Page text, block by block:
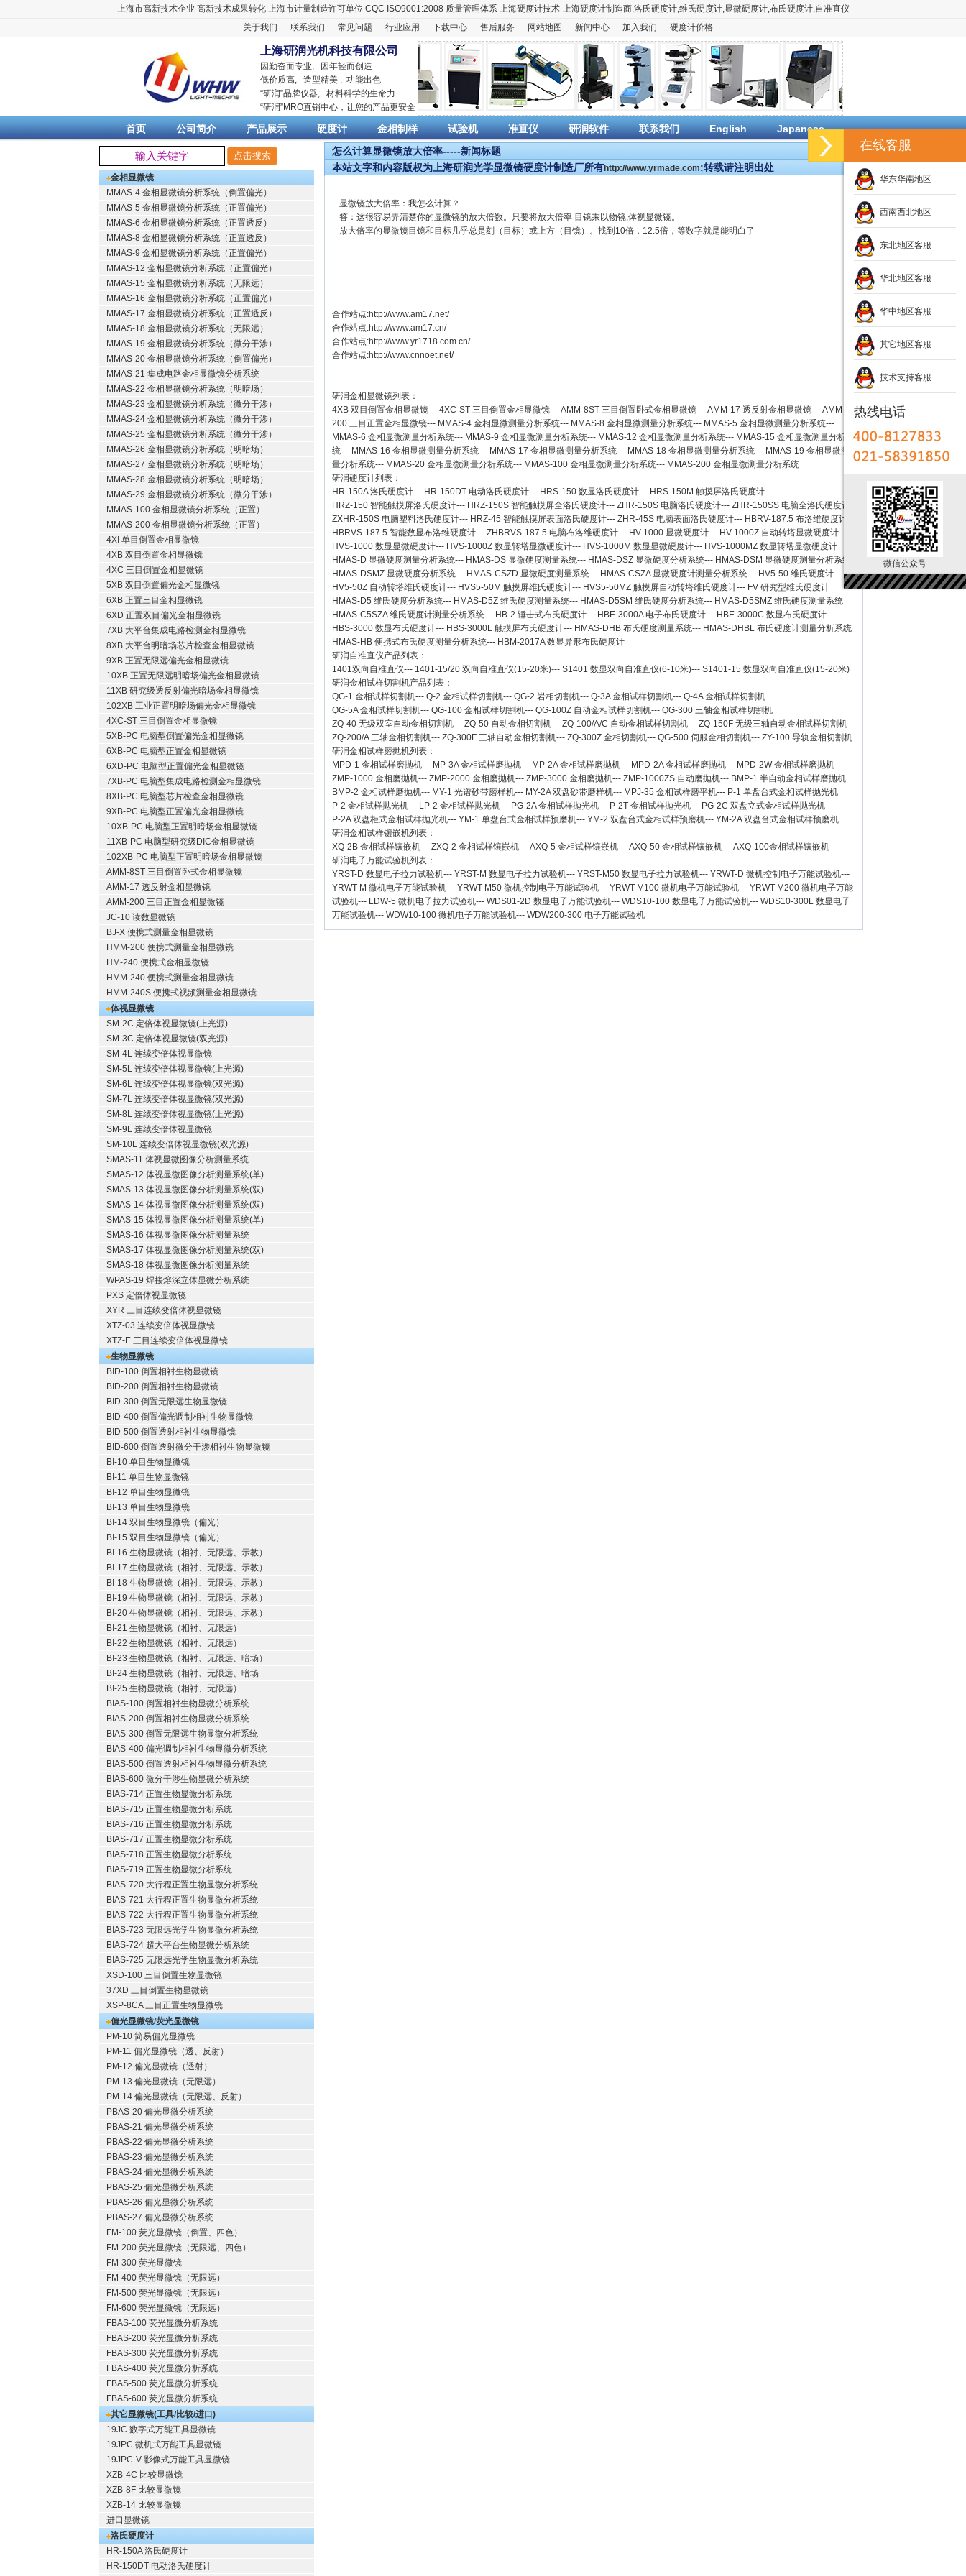
上海市高新技术企业 高新技术成果转化 上海市计量制造许可单位 CQC ISO9001:2008 质量管理体系 上海硬度计技术-上海硬度计制造商,洛氏硬度计,维氏硬度计,显微硬度计,布氏硬度计,自准直仪
关于我们
联系我们 常见问题 行业应用 下载中心 售后服务 网站地图 新闻中心 加入我们 硬度计价格
上海研润光机科技有限公司
因勤奋而专业, 因年轻而创造
低价质高, 造型精美 , 功能出色
“研润”品牌仪器, 材料科学的生命力
“研润”MRO直销中心，让您的产品更安全
首页 公司简介 产品展示 硬度计 金相制样 试验机 准直仪 研润软件 联系我们 English Japanese
金相显微镜
MMAS-4 金相显微镜分析系统（倒置偏光）
MMAS-5 金相显微镜分析系统（正置偏光）
MMAS-6 金相显微镜分析系统（正置透反）
MMAS-8 金相显微镜分析系统（正置透反）
MMAS-9 金相显微镜分析系统（正置偏光）
MMAS-12 金相显微镜分析系统（正置偏光）
MMAS-15 金相显微镜分析系统（无限远）
MMAS-16 金相显微镜分析系统（正置偏光）
MMAS-17 金相显微镜分析系统（正置透反）
MMAS-18 金相显微镜分析系统（无限远）
MMAS-19 金相显微镜分析系统（微分干涉）
MMAS-20 金相显微镜分析系统（倒置偏光）
MMAS-21 集成电路金相显微镜分析系统
MMAS-22 金相显微镜分析系统（明暗场）
MMAS-23 金相显微镜分析系统（微分干涉）
MMAS-24 金相显微镜分析系统（微分干涉）
MMAS-25 金相显微镜分析系统（微分干涉）
MMAS-26 金相显微镜分析系统（明暗场）
MMAS-27 金相显微镜分析系统（明暗场）
MMAS-28 金相显微镜分析系统（明暗场）
MMAS-29 金相显微镜分析系统（微分干涉）
MMAS-100 金相显微镜分析系统（正置）
MMAS-200 金相显微镜分析系统（正置）
4XI 单目倒置金相显微镜
4XB 双目倒置金相显微镜
4XC 三目倒置金相显微镜
5XB 双目倒置偏光金相显微镜
6XB 正置三目金相显微镜
6XD 正置双目偏光金相显微镜
7XB 大平台集成电路检测金相显微镜
8XB 大平台明暗场芯片检查金相显微镜
9XB 正置无限远偏光金相显微镜
10XB 正置无限远明暗场偏光金相显微镜
11XB 研究级透反射偏光暗场金相显微镜
102XB 工业正置明暗场偏光金相显微镜
4XC-ST 三目倒置金相显微镜
5XB-PC 电脑型倒置偏光金相显微镜
6XB-PC 电脑型正置金相显微镜
6XD-PC 电脑型正置偏光金相显微镜
7XB-PC 电脑型集成电路检测金相显微镜
8XB-PC 电脑型芯片检查金相显微镜
9XB-PC 电脑型正置偏光金相显微镜
10XB-PC 电脑型正置明暗场金相显微镜
11XB-PC 电脑型研究级DIC金相显微镜
102XB-PC 电脑型正置明暗场金相显微镜
AMM-8ST 三目倒置卧式金相显微镜
AMM-17 透反射金相显微镜
AMM-200 三目正置金相显微镜
JC-10 读数显微镜
BJ-X 便携式测量金相显微镜
HMM-200 便携式测量金相显微镜
HM-240 便携式金相显微镜
HMM-240 便携式测量金相显微镜
HMM-240S 便携式视频测量金相显微镜
体视显微镜
SM-2C 定倍体视显微镜(上光源)
SM-3C 定倍体视显微镜(双光源)
SM-4L 连续变倍体视显微镜
SM-5L 连续变倍体视显微镜(上光源)
SM-6L 连续变倍体视显微镜(双光源)
SM-7L 连续变倍体视显微镜(双光源)
SM-8L 连续变倍体视显微镜(上光源)
SM-9L 连续变倍体视显微镜
SM-10L 连续变倍体视显微镜(双光源)
SMAS-11 体视显微图像分析测量系统
SMAS-12 体视显微图像分析测量系统(单)
SMAS-13 体视显微图像分析测量系统(双)
SMAS-14 体视显微图像分析测量系统(双)
SMAS-15 体视显微图像分析测量系统(单)
SMAS-16 体视显微图像分析测量系统
SMAS-17 体视显微图像分析测量系统(双)
SMAS-18 体视显微图像分析测量系统
WPAS-19 焊接熔深立体显微分析系统
PXS 定倍体视显微镜
XYR 三目连续变倍体视显微镜
XTZ-03 连续变倍体视显微镜
XTZ-E 三目连续变倍体视显微镜
生物显微镜
BID-100 倒置相衬生物显微镜
BID-200 倒置相衬生物显微镜
BID-300 倒置无限远生物显微镜
BID-400 倒置偏光调制相衬生物显微镜
BID-500 倒置透射相衬生物显微镜
BID-600 倒置透射微分干涉相衬生物显微镜
BI-10 单目生物显微镜
BI-11 单目生物显微镜
BI-12 单目生物显微镜
BI-13 单目生物显微镜
BI-14 双目生物显微镜（偏光）
BI-15 双目生物显微镜（偏光）
BI-16 生物显微镜（相衬、无限远、示教）
BI-17 生物显微镜（相衬、无限远、示教）
BI-18 生物显微镜（相衬、无限远、示教）
BI-19 生物显微镜（相衬、无限远、示教）
BI-20 生物显微镜（相衬、无限远、示教）
BI-21 生物显微镜（相衬、无限远）
BI-22 生物显微镜（相衬、无限远）
BI-23 生物显微镜（相衬、无限远、暗场）
BI-24 生物显微镜（相衬、无限远、暗场
BI-25 生物显微镜（相衬、无限远）
BIAS-100 倒置相衬生物显微分析系统
BIAS-200 倒置相衬生物显微分析系统
BIAS-300 倒置无限远生物显微分析系统
BIAS-400 偏光调制相衬生物显微分析系统
BIAS-500 倒置透射相衬生物显微分析系统
BIAS-600 微分干涉生物显微分析系统
BIAS-714 正置生物显微分析系统
BIAS-715 正置生物显微分析系统
BIAS-716 正置生物显微分析系统
BIAS-717 正置生物显微分析系统
BIAS-718 正置生物显微分析系统
BIAS-719 正置生物显微分析系统
BIAS-720 大行程正置生物显微分析系统
BIAS-721 大行程正置生物显微分析系统
BIAS-722 大行程正置生物显微分析系统
BIAS-723 无限远光学生物显微分析系统
BIAS-724 超大平台生物显微分析系统
BIAS-725 无限远光学生物显微分析系统
XSD-100 三目倒置生物显微镜
37XD 三目倒置生物显微镜
XSP-8CA 三目正置生物显微镜
偏光显微镜/荧光显微镜
PM-10 简易偏光显微镜
PM-11 偏光显微镜（透、反射）
PM-12 偏光显微镜（透射）
PM-13 偏光显微镜（无限远）
PM-14 偏光显微镜（无限远、反射）
PBAS-20 偏光显微分析系统
PBAS-21 偏光显微分析系统
PBAS-22 偏光显微分析系统
PBAS-23 偏光显微分析系统
PBAS-24 偏光显微分析系统
PBAS-25 偏光显微分析系统
PBAS-26 偏光显微分析系统
PBAS-27 偏光显微分析系统
FM-100 荧光显微镜（倒置、四色）
FM-200 荧光显微镜（无限远、四色）
FM-300 荧光显微镜
FM-400 荧光显微镜（无限远）
FM-500 荧光显微镜（无限远）
FM-600 荧光显微镜（无限远）
FBAS-100 荧光显微分析系统
FBAS-200 荧光显微分析系统
FBAS-300 荧光显微分析系统
FBAS-400 荧光显微分析系统
FBAS-500 荧光显微分析系统
FBAS-600 荧光显微分析系统
其它显微镜(工具/比较/进口)
19JC 数字式万能工具显微镜
19JPC 微机式万能工具显微镜
19JPC-V 影像式万能工具显微镜
XZB-4C 比较显微镜
XZB-8F 比较显微镜
XZB-14 比较显微镜
进口显微镜
洛氏硬度计
HR-150A 洛氏硬度计
HR-150DT 电动洛氏硬度计
怎么计算显微镜放大倍率-----新闻标题
本站文字和内容版权为上海研润光学显微镜硬度计制造厂所有http://www.yrmade.com;转载请注明出处
显微镜放大倍率：我怎么计算？
答：这很容易弄清楚你的显微镜的放大倍数。只要将放大倍率 目镜乘以物镜,体视显微镜。
放大倍率的显微镜目镜和目标几乎总是刻（目标）或上方（目镜）。找到10倍，12.5倍，等数字就是能明白了
合作站点:http://www.am17.net/
合作站点:http://www.am17.cn/
合作站点:http://www.yr1718.com.cn/
合作站点:http://www.cnnoet.net/
研润金相显微镜列表：
4XB 双目倒置金相显微镜--- 4XC-ST 三目倒置金相显微镜--- AMM-8ST 三目倒置卧式金相显微镜--- AMM-17 透反射金相显微镜--- AMM-
200 三目正置金相显微镜--- MMAS-4 金相显微测量分析系统--- MMAS-8 金相显微测量分析系统--- MMAS-5 金相显微测量分析系统---
MMAS-6 金相显微测量分析系统--- MMAS-9 金相显微测量分析系统--- MMAS-12 金相显微测量分析系统--- MMAS-15 金相显微测量分析系
统--- MMAS-16 金相显微测量分析系统--- MMAS-17 金相显微测量分析系统--- MMAS-18 金相显微测量分析系统--- MMAS-19 金相显微测
量分析系统--- MMAS-20 金相显微测量分析系统--- MMAS-100 金相显微测量分析系统--- MMAS-200 金相显微测量分析系统
研润硬度计列表：
HR-150A 洛氏硬度计--- HR-150DT 电动洛氏硬度计--- HRS-150 数显洛氏硬度计--- HRS-150M 触摸屏洛氏硬度计
HRZ-150 智能触摸屏洛氏硬度计--- HRZ-150S 智能触摸屏全洛氏硬度计--- ZHR-150S 电脑洛氏硬度计--- ZHR-150SS 电脑全洛氏硬度计
ZXHR-150S 电脑塑料洛氏硬度计--- HRZ-45 智能触摸屏表面洛氏硬度计--- ZHR-45S 电脑表面洛氏硬度计--- HBRV-187.5 布洛维硬度计
HBRVS-187.5 智能数显布洛维硬度计--- ZHBRVS-187.5 电脑布洛维硬度计--- HV-1000 显微硬度计--- HV-1000Z 自动转塔显微硬度计
HVS-1000 数显显微硬度计--- HVS-1000Z 数显转塔显微硬度计--- HVS-1000M 数显显微硬度计--- HVS-1000MZ 数显转塔显微硬度计
HMAS-D 显微硬度测量分析系统--- HMAS-DS 显微硬度测量系统--- HMAS-DSZ 显微硬度分析系统--- HMAS-DSM 显微硬度测量分析系统
HMAS-DSMZ 显微硬度分析系统--- HMAS-CSZD 显微硬度测量系统--- HMAS-CSZA 显微硬度计测量分析系统--- HV5-50 维氏硬度计
HV5-50Z 自动转塔维氏硬度计--- HVS5-50M 触摸屏维氏硬度计--- HVS5-50MZ 触摸屏自动转塔维氏硬度计--- FV 研究型维氏硬度计
HMAS-D5 维氏硬度分析系统--- HMAS-D5Z 维氏硬度测量系统--- HMAS-D5SM 维氏硬度分析系统--- HMAS-D5SMZ 维氏硬度测量系统
HMAS-C5SZA 维氏硬度计测量分析系统--- HB-2 锤击式布氏硬度计--- HBE-3000A 电子布氏硬度计--- HBE-3000C 数显布氏硬度计
HBS-3000 数显布氏硬度计--- HBS-3000L 触摸屏布氏硬度计--- HMAS-DHB 布氏硬度测量系统--- HMAS-DHBL 布氏硬度计测量分析系统
HMAS-HB 便携式布氏硬度测量分析系统--- HBM-2017A 数显异形布氏硬度计
研润自准直仪产品列表：
1401双向自准直仪--- 1401-15/20 双向自准直仪(15-20米)--- S1401 数显双向自准直仪(6-10米)--- S1401-15 数显双向自准直仪(15-20米)
研润金相试样切割机产品列表：
QG-1 金相试样切割机--- Q-2 金相试样切割机--- QG-2 岩相切割机--- Q-3A 金相试样切割机--- Q-4A 金相试样切割机
QG-5A 金相试样切割机--- QG-100 金相试样切割机--- QG-100Z 自动金相试样切割机--- QG-300 三轴金相试样切割机
ZQ-40 无级双室自动金相切割机--- ZQ-50 自动金相切割机--- ZQ-100/A/C 自动金相试样切割机--- ZQ-150F 无级三轴自动金相试样切割机
ZQ-200/A 三轴金相切割机--- ZQ-300F 三轴自动金相切割机--- ZQ-300Z 金相切割机--- QG-500 伺服金相切割机--- ZY-100 导轨金相切割机
研润金相试样磨抛机列表：
MPD-1 金相试样磨抛机--- MP-3A 金相试样磨抛机--- MP-2A 金相试样磨抛机--- MPD-2A 金相试样磨抛机--- MPD-2W 金相试样磨抛机
ZMP-1000 金相磨抛机--- ZMP-2000 金相磨抛机--- ZMP-3000 金相磨抛机--- ZMP-1000ZS 自动磨抛机--- BMP-1 半自动金相试样磨抛机
BMP-2 金相试样磨抛机--- MY-1 光谱砂带磨样机--- MY-2A 双盘砂带磨样机--- MPJ-35 金相试样磨平机--- P-1 单盘台式金相试样抛光机
P-2 金相试样抛光机--- LP-2 金相试样抛光机--- PG-2A 金相试样抛光机--- P-2T 金相试样抛光机--- PG-2C 双盘立式金相试样抛光机
P-2A 双盘柜式金相试样抛光机--- YM-1 单盘台式金相试样预磨机--- YM-2 双盘台式金相试样预磨机--- YM-2A 双盘台式金相试样预磨机
研润金相试样镶嵌机列表：
XQ-2B 金相试样镶嵌机--- ZXQ-2 金相试样镶嵌机--- AXQ-5 金相试样镶嵌机--- AXQ-50 金相试样镶嵌机--- AXQ-100金相试样镶嵌机
研润电子万能试验机列表：
YRST-D 数显电子拉力试验机--- YRST-M 数显电子拉力试验机--- YRST-M50 数显电子拉力试验机--- YRWT-D 微机控制电子万能试验机---
YRWT-M 微机电子万能试验机--- YRWT-M50 微机控制电子万能试验机--- YRWT-M100 微机电子万能试验机--- YRWT-M200 微机电子万能
试验机--- LDW-5 微机电子拉力试验机--- WDS01-2D 数显电子万能试验机--- WDS10-100 数显电子万能试验机--- WDS10-300L 数显电子
万能试验机--- WDW10-100 微机电子万能试验机--- WDW200-300 电子万能试验机
在线客服
华东华南地区
西南西北地区
东北地区客服
华北地区客服
华中地区客服
其它地区客服
技术支持客服
热线电话
微信公众号